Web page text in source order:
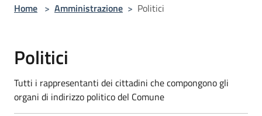
Home > Amministrazione > Politici
Politici
Tutti i rappresentanti dei cittadini che compongono gli
organi di indirizzo politico del Comune